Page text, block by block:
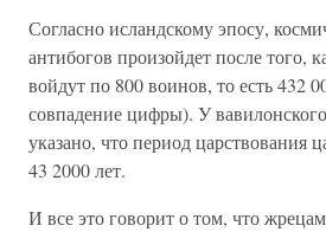
Согласно исландскому эпосу,
антибогов произойдет после того,
войдут по 800 воинов, то есть 432
совпадение цифры). У
указано, что период царствования
43 2000 лет.
И все это говорит о том, что